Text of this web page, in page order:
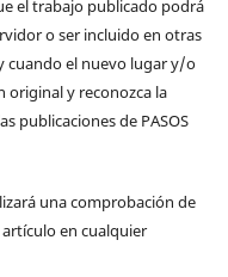
el trabajo publicado podrá
o ser incluido en otras
cuando el nuevo lugar y/o
original y reconozca la
publicaciones de PASOS
una comprobación de
en cualquier